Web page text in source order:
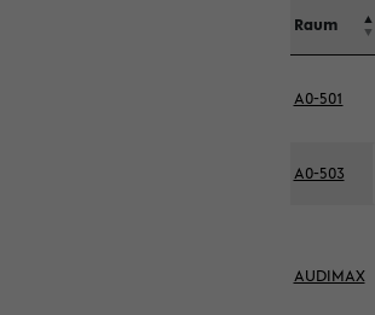
Raum
A0-501
A0-503
AUDIMAX